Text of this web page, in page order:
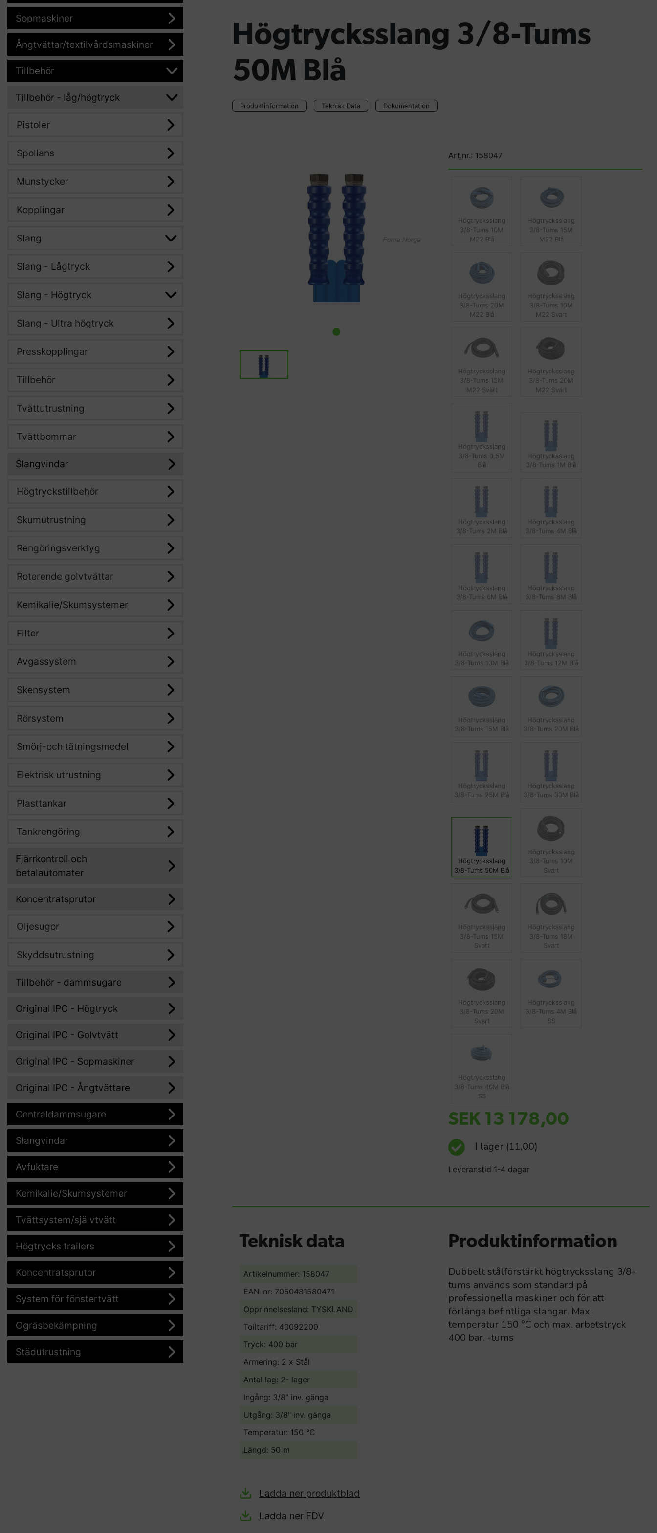
Sopmaskiner
Ångtvättar/textilvårdsmaskiner
Tillbehör
Tillbehör - låg/högtryck
Pistoler
Spollans
Munstycker
Kopplingar
Slang
Slang - Lågtryck
Slang - Högtryck
Slang - Ultra högtryck
Presskopplingar
Tillbehör
Tvättutrustning
Tvättbommar
Slangvindar
Högtryckstillbehör
Skumutrustning
Rengöringsverktyg
Roterende golvtvättar
Kemikalie/Skumsystemer
Filter
Avgassystem
Skensystem
Rörsystem
Smörj-och tätningsmedel
Elektrisk utrustning
Plasttankar
Tankrengöring
Fjärrkontroll och
betalautomater
Koncentratsprutor
Oljesugor
Skyddsutrustning
Tillbehör - dammsugare
Original IPC - Högtryck
Original IPC - Golvtvätt
Original IPC - Sopmaskiner
Original IPC - Ångtvättare
Centraldammsugare
Slangvindar
Avfuktare
Kemikalie/Skumsystemer
Tvättsystem/självtvätt
Högtrycks trailers
Koncentratsprutor
System för fönstertvätt
Ogräsbekämpning
Städutrustning
Högtrycksslang 3/8-Tums
50M Blå
Produktinformation Teknisk Data Dokumentation
Art.nr.: 158047
Högtrycksslang
3/8-Tums 10M
M22 Blå
Högtrycksslang
3/8-Tums 15M
M22 Blå
Högtrycksslang
3/8-Tums 20M
M22 Blå
Högtrycksslang
3/8-Tums 10M
M22 Svart
Högtrycksslang
3/8-Tums 15M
M22 Svart
Högtrycksslang
3/8-Tums 20M
M22 Svart
Högtrycksslang
3/8-Tums 0,5M
Blå
Högtrycksslang
3/8-Tums 1M Blå
Högtrycksslang
3/8-Tums 2M Blå
Högtrycksslang
3/8-Tums 4M Blå
Högtrycksslang
3/8-Tums 6M Blå
Högtrycksslang
3/8-Tums 8M Blå
Högtrycksslang
3/8-Tums 10M Blå
Högtrycksslang
3/8-Tums 12M Blå
Högtrycksslang
3/8-Tums 15M Blå
Högtrycksslang
3/8-Tums 20M Blå
Högtrycksslang
3/8-Tums 25M Blå
Högtrycksslang
3/8-Tums 30M Blå
Högtrycksslang
3/8-Tums 50M Blå
Högtrycksslang
3/8-Tums 10M
Svart
Högtrycksslang
3/8-Tums 15M
Svart
Högtrycksslang
3/8-Tums 18M
Svart
Högtrycksslang
3/8-Tums 20M
Svart
Högtrycksslang
3/8-Tums 4M Blå
SS
Högtrycksslang
3/8-Tums 40M Blå
SS
SEK 13 178,00
I lager (11,00)
Leveranstid 1-4 dagar
Teknisk data
Artikelnummer: 158047
EAN-nr: 7050481580471
Opprinnelsesland: TYSKLAND
Tolltariff: 40092200
Tryck: 400 bar
Armering: 2 x Stål
Antal lag: 2- lager
Ingång: 3/8" inv. gänga
Utgång: 3/8" inv. gänga
Temperatur: 150 °C
Längd: 50 m
Ladda ner produktblad
Ladda ner FDV
Produktinformation
Dubbelt stålförstärkt högtrycksslang 3/8-
tums används som standard på
professionella maskiner och för att
förlänga befintliga slangar. Max.
temperatur 150 °C och max. arbetstryck
400 bar. -tums